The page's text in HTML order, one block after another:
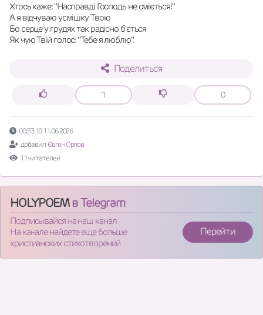
Хтось каже: "Насправді Господь не сміється!"
А я відчуваю усмішку Твою
Бо серце у грудях так радісно б'ється
Як чую Твій голос: "Тебе я люблю".
Поделиться
1 0
00:53:10 11.06.2026
добавил: Євген Орлов
11 читателей
HOLYPOEMв Telegram
Подписывайся на наш канал
На канале найдете еще больше
христианских стихотворений
Перейти